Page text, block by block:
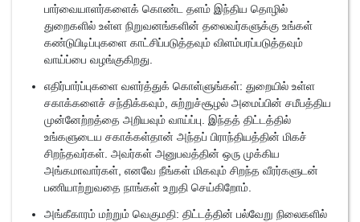
பார்வையாளர்களைக் கொண்ட தளம் இந்திய தொழில்
துறைகளில் உள்ள நிறுவனங்களின் தலைவர்களுக்கு உங்கள்
கண்டுபிடிப்புகளை காட்சிப்படுத்தவும் விளம்பரப்படுத்தவும்
வாய்ப்பை வழங்குகிறது.
எதிர்பார்ப்புகளை வளர்த்துக் கொள்ளுங்கள்: துறையில் உள்ள
சகாக்களைச் சந்திக்கவும், சுற்றுச்சூழல் அமைப்பின் சமீபத்திய
முன்னேற்றத்தை அறியவும் வாய்ப்பு. இந்தத் திட்டத்தில்
உங்களுடைய சகாக்கள்தான் அந்தப் பிராந்தியத்தின் மிகச்
சிறந்தவர்கள். அவர்கள் அனுபவத்தின் ஒரு முக்கிய
அங்கமாவார்கள், எனவே நீங்கள் மிகவும் சிறந்த வீரர்களுடன்
பணியாற்றுவதை நாங்கள் உறுதி செய்கிறோம்.
அங்கீகாரம் மற்றும் வெகுமதி: திட்டத்தின் பல்வேறு நிலைகளில்